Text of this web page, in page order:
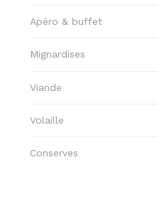
Apéro & buffet
Mignardises
Viande
Volaille
Conserves